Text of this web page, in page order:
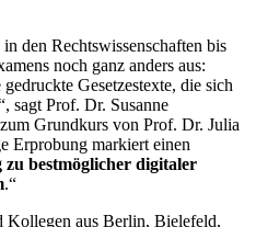
den Rechtswissenschaften bis
noch ganz anders aus:
Gesetzestexte, die sich
sagt Prof. Dr. Susanne
Grundkurs von Prof. Dr. Julia
Erprobung markiert einen
bestmöglicher digitaler
.“
Kollegen aus Berlin, Bielefeld,